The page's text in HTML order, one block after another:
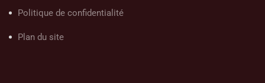
Politique de confidentialité
Plan du site